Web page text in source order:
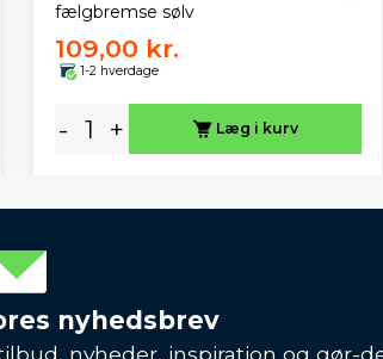
fælgbremse sølv
109,00 kr.
1-2 hverdage
- + Læg i kurv
nyhedsbrev
nyheder, inspiration og gør-